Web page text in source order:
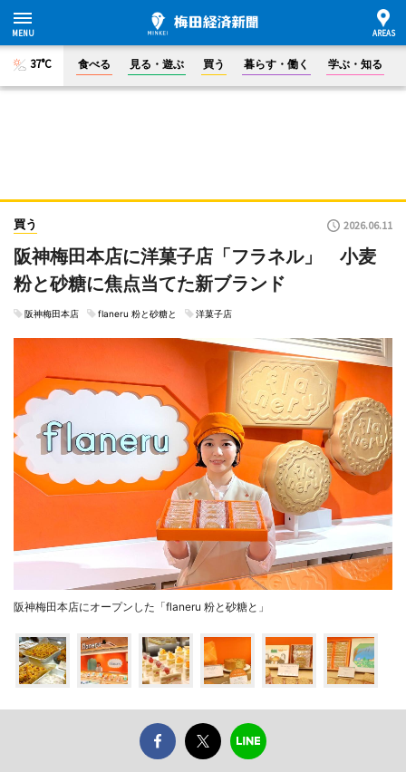
37°C 食べる 見る・遊ぶ 買う 暮らす・働く 学ぶ・知る
買う 2026.06.11
阪神梅田本店に洋菓子店「フラネル」 小麦
粉と砂糖に焦点当てた新ブランド
阪神梅田本店 flaneru 粉と砂糖と 洋菓子店
阪神梅田本店にオープンした「flaneru 粉と砂糖と」